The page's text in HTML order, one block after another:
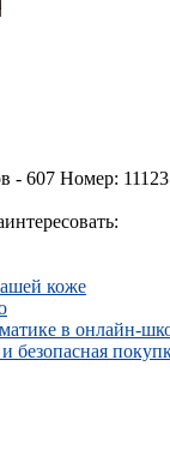
- 607 Номер:
коже
в онлайн-
безопасная